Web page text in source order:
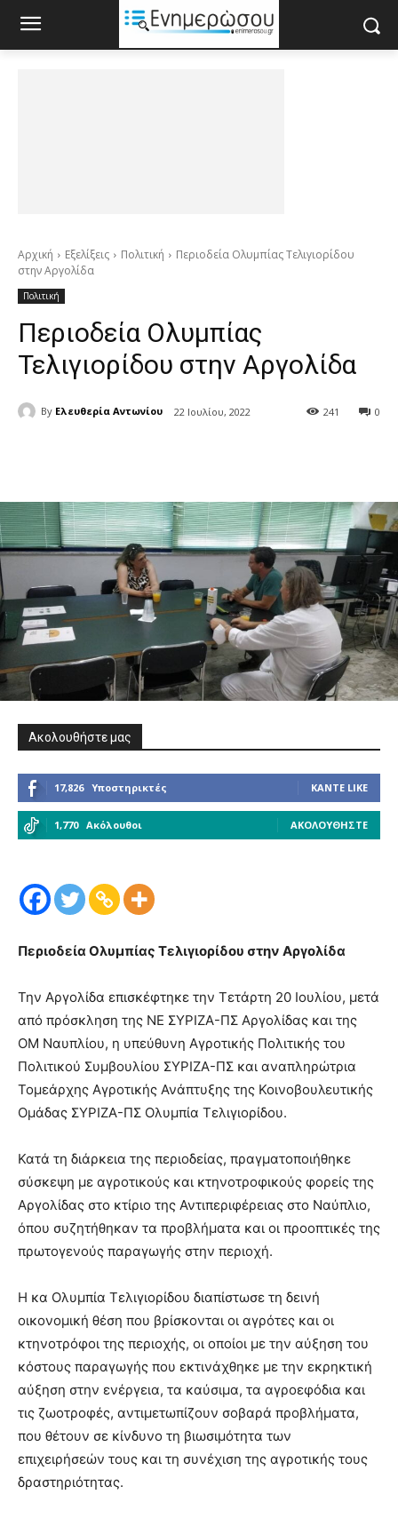
Αρχική Εξελίξεις Πολιτική
Περιοδεία Ολυμπίας Τελιγιορίδου
στην Αργολίδα
Πολιτική
Περιοδεία Ολυμπίας
Τελιγιορίδου στην Αργολίδα
By Ελευθερία Αντωνίου 22 Ιουλίου, 2022 0
241
Ακολουθήστε μας
17,826 Υποστηρικτές ΚΆΝΤΕ LIKE
1,770 Ακόλουθοι ΑΚΟΛΟΥΘΉΣΤΕ
Περιοδεία Ολυμπίας Τελιγιορίδου στην Αργολίδα
Την Αργολίδα επισκέφτηκε την Τετάρτη 20 Ιουλίου, μετά
από πρόσκληση της ΝΕ ΣΥΡΙΖΑ-ΠΣ Αργολίδας και της
ΟΜ Ναυπλίου, η υπεύθυνη Αγροτικής Πολιτικής του
Πολιτικού Συμβουλίου ΣΥΡΙΖΑ-ΠΣ και αναπληρώτρια
Τομεάρχης Αγροτικής Ανάπτυξης της Κοινοβουλευτικής
Ομάδας ΣΥΡΙΖΑ-ΠΣ Ολυμπία Τελιγιορίδου.
Κατά τη διάρκεια της περιοδείας, πραγματοποιήθηκε
σύσκεψη με αγροτικούς και κτηνοτροφικούς φορείς της
Αργολίδας στο κτίριο της Αντιπεριφέρειας στο Ναύπλιο,
όπου συζητήθηκαν τα προβλήματα και οι προοπτικές της
πρωτογενούς παραγωγής στην περιοχή.
Η κα Ολυμπία Τελιγιορίδου διαπίστωσε τη δεινή
οικονομική θέση που βρίσκονται οι αγρότες και οι
κτηνοτρόφοι της περιοχής, οι οποίοι με την αύξηση του
κόστους παραγωγής που εκτινάχθηκε με την εκρηκτική
αύξηση στην ενέργεια, τα καύσιμα, τα αγροεφόδια και
τις ζωοτροφές, αντιμετωπίζουν σοβαρά προβλήματα,
που θέτουν σε κίνδυνο τη βιωσιμότητα των
επιχειρήσεών τους και τη συνέχιση της αγροτικής τους
δραστηριότητας.